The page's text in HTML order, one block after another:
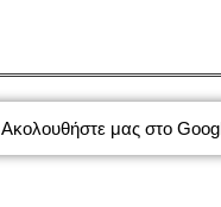
Ακολουθήστε μας στο